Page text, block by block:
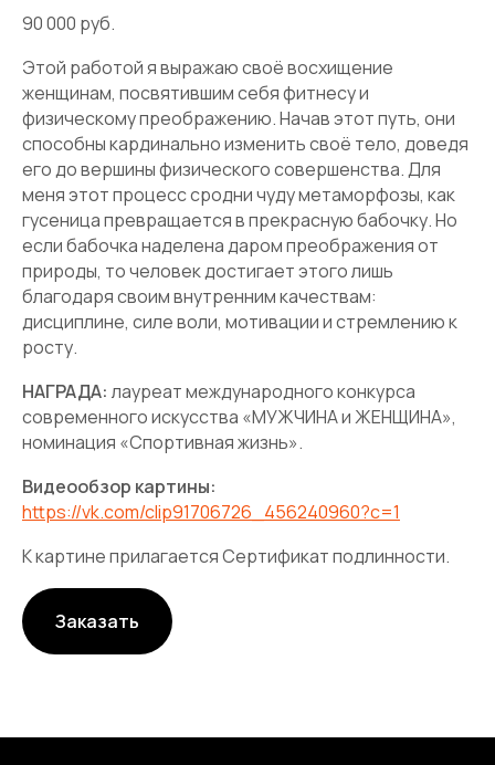
90 000 руб.
Этой работой я выражаю своё восхищение
женщинам, посвятившим себя фитнесу и
физическому преображению. Начав этот путь, они
способны кардинально изменить своё тело, доведя
его до вершины физического совершенства. Для
меня этот процесс сродни чуду метаморфозы, как
гусеница превращается в прекрасную бабочку. Но
если бабочка наделена даром преображения от
природы, то человек достигает этого лишь
благодаря своим внутренним качествам:
дисциплине, силе воли, мотивации и стремлению к
росту.
НАГРАДА: лауреат международного конкурса
современного искусства «МУЖЧИНА и ЖЕНЩИНА»,
номинация «Спортивная жизнь».
Видеообзор картины:
https://vk.com/clip91706726_456240960?c=1
К картине прилагается Сертификат подлинности.
Заказать